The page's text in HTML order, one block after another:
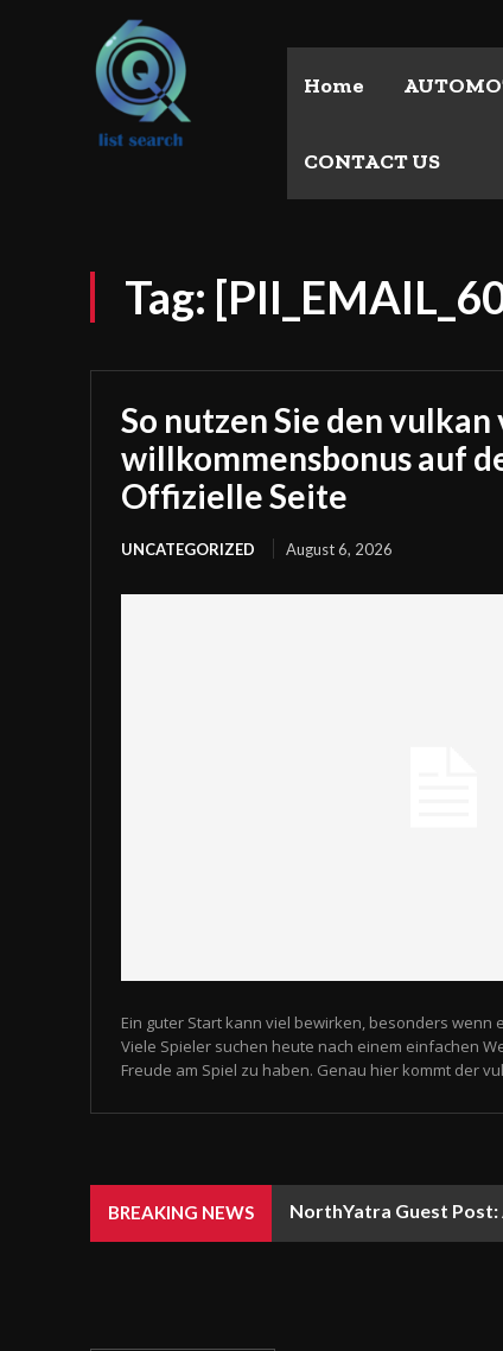
Home
CONTACT US
Tag:
So nutzen Sie den vulkan
willkommensbonus auf
Offizielle Seite
UNCATEGORIZED August 6, 2026
Ein guter Start kann viel bewirken, besonders wenn
Viele Spieler suchen heute nach einem einfachen
Freude am Spiel zu haben. Genau hier kommt der
BREAKING NEWS NorthYatra Guest